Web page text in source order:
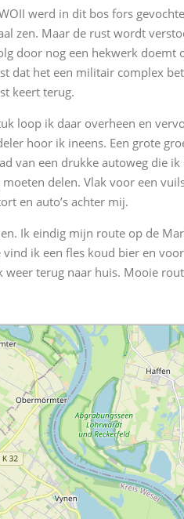
werd in dit bos fors
zen. Maar de rust wordt
door nog een hekwerk doemt
dat het een militair complex
keert terug.
loop ik daar overheen en
hoor ik ineens. Een grote
van een drukke autoweg die ik
delen. Vlak voor een
en auto’s achter mij.
Ik eindig mijn route op de
ik een fles koud bier en
weer terug naar huis. Mooie